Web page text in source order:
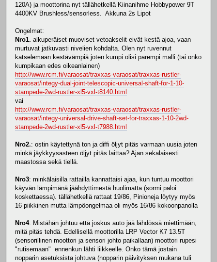
120A) ja moottorina nyt tällähetkellä Kiinanihme Hobbypower 9T
4400KV Brushless/sensorless. Akkuna 2s Lipot
Ongelmat:
Nro1. alkuperäiset muoviset vetoakselit eivät kestä ajoa, vaan
murtuvat jatkuvasti nivelien kohdalta. Olen nyt ruvennut
katselemaan kestävämpiä joten kumpi olisi parempi malli (tai onko
kumpikaan edes oikeanlainen)
http://www.rcm.fi/varaosat/traxxas-varaosat/traxxas-rustler-
varaosat/integy-dual-joint-telescopic-universal-shaft-for-1-10-
stampede-2wd-rustler-xl5-vxl-t8140.html
vai
http://www.rcm.fi/varaosat/traxxas-varaosat/traxxas-rustler-
varaosat/integy-universal-drive-shaft-set-for-traxxas-1-10-2wd-
stampede-2wd-rustler-xl5-vxl-t7988.html
Nro2.: ostin käytettynä ton ja diffi öljyt pitäs varmaan uusia joten
minkä jäykkyysasteen öljyt pitäs laittaa? Ajan sekalaisesti
maastossa sekä tiellä.
Nro3: minkälaisilla rattailla kannattaisi ajaa, kun tuntuu moottori
käyvän lämpimänä jäähdyttimestä huolimatta (sormi paloi
koskettaessa). tällähetkellä rattaat 19/86, Pinioneja löytyy myös
16 piikkinen mutta lämpöongelmaa oli myös 16/86 kokoonpanolla
Nro4: Mistähän johtuu että joskus auto jää lähdössä miettimään,
mitä pitäs tehdä. Edellisellä moottorilla LRP Vector K7 13.5T
(sensorillinen moottori ja sensori johto paikallaan) moottori rupesi
"rutisemaan" ennenkun lähti liikkeelle. Onko tämä jostain
nopparin asetuksista johtuva (nopparin päivityksen mukana tuli